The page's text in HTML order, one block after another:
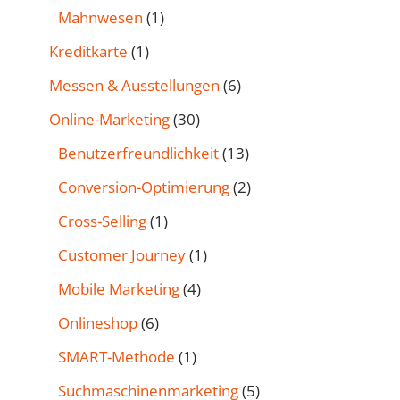
Mahnwesen (1)
Kreditkarte (1)
Messen & Ausstellungen (6)
Online-Marketing(30)
Benutzer­freund­lichkeit(13)
Conversion-Optimierung(2)
Cross-Selling(1)
Customer Journey(1)
Mobile Marketing(4)
Onlineshop(6)
SMART-Methode (1)
Such­maschinen­marketing(5)